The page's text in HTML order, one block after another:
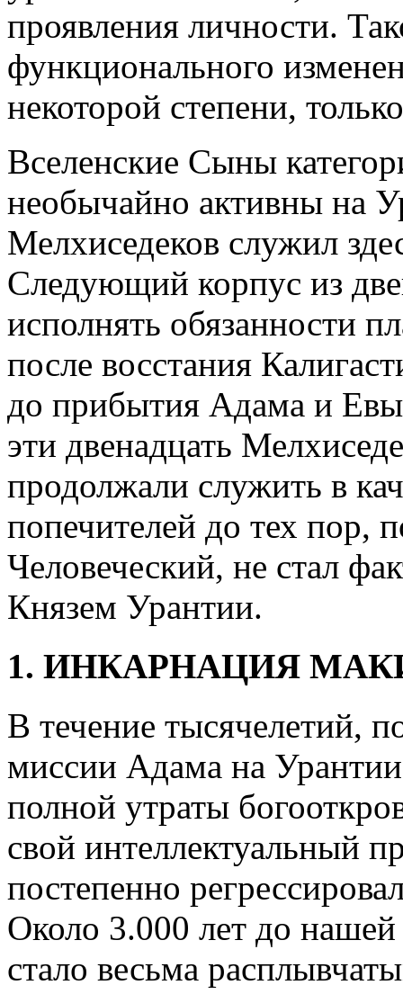
проявления личности.
функционального
некоторой степени,
Вселенские Сыны
необычайно активны на
Мелхиседеков служил
Следующий корпус из
исполнять обязанности
после восстания
до прибытия Адама и
эти двенадцать
продолжали служить в
попечителей до тех пор,
Человеческий, не стал
Князем Урантии.
1. ИНКАРНАЦИЯ
В течение тысячелетий,
миссии Адама на
полной утраты
свой интеллектуальный
постепенно
Около 3.000 лет до нашей
стало весьма